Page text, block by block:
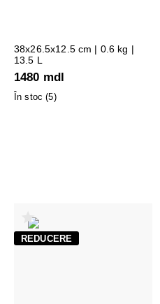
38x26.5x12.5 cm | 0.6 kg |
13.5 L
1480 mdl
În stoc (5)
REDUCERE